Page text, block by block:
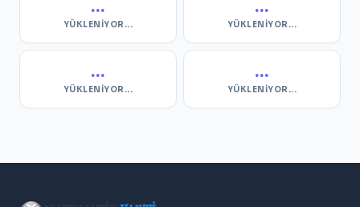
...
YÜKLENIYOR...
...
YÜKLENIYOR...
...
YÜKLENIYOR...
...
YÜKLENIYOR...